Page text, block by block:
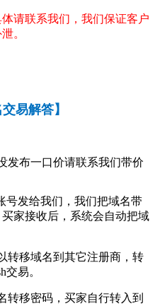
请联系我们，我们保证客户
。
交易解答】
发布一口价请联系我们带价
号发给我们，我们把域名带
家接收后，系统会自动把域
转移域名到其它注册商，转
交易。
转移密码，买家自行转入到